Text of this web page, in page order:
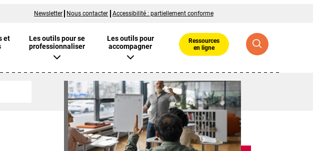
Newsletter Nous contacter Accessibilité : partiellement conforme
et
Les outils pour se
professionnaliser
Les outils pour
accompagner
Ressources
en ligne